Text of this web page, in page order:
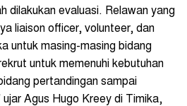
dilakukan evaluasi. Relawan yang
liaison officer, volunteer, dan
untuk masing-masing bidang
untuk memenuhi kebutuhan
pertandingan sampai
ujar Agus Hugo Kreey di Timika,